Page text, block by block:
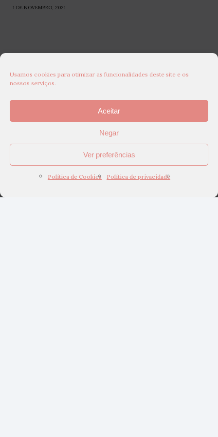
Usamos cookies para otimizar as funcionalidades deste site e os
nossos serviços.
Aceitar
Negar
Ver preferências
Política de Cookies Política de privacidade
1 DE NOVEMBRO, 2021